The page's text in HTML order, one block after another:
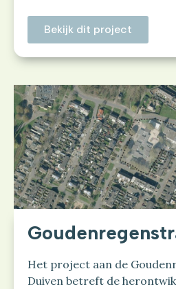
Bekijk dit project
Het project aan de
Duiven betreft de